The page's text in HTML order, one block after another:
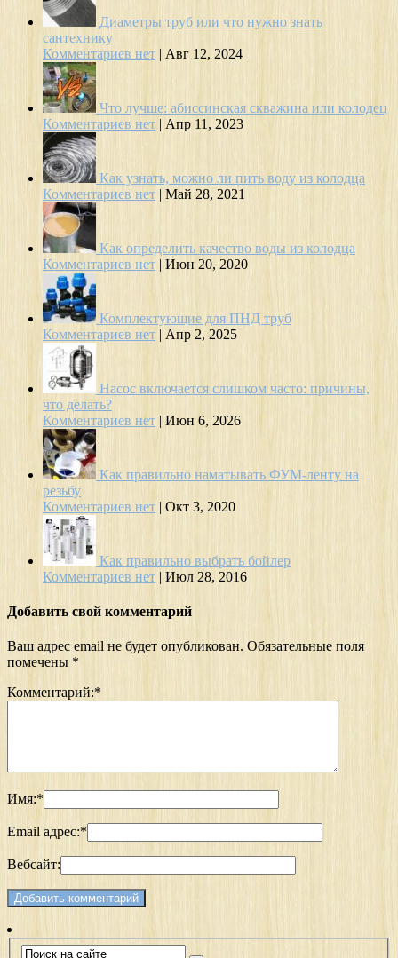
Диаметры труб или что нужно знать
сантехнику
Комментариев нет | Авг 12, 2024
Что лучше: абиссинская скважина или колодец
Комментариев нет | Апр 11, 2023
Как узнать, можно ли пить воду из колодца
Комментариев нет | Май 28, 2021
Как определить качество воды из колодца
Комментариев нет | Июн 20, 2020
Комплектующие для ПНД труб
Комментариев нет | Апр 2, 2025
Насос включается слишком часто: причины,
что делать?
Комментариев нет | Июн 6, 2026
Как правильно наматывать ФУМ-ленту на
резьбу
Комментариев нет | Окт 3, 2020
Как правильно выбрать бойлер
Комментариев нет | Июл 28, 2016
Добавить свой комментарий
Ваш адрес email не будет опубликован. Обязательные поля
помечены *
Комментарий:*
Имя:*
Email адрес:*
Вебсайт: